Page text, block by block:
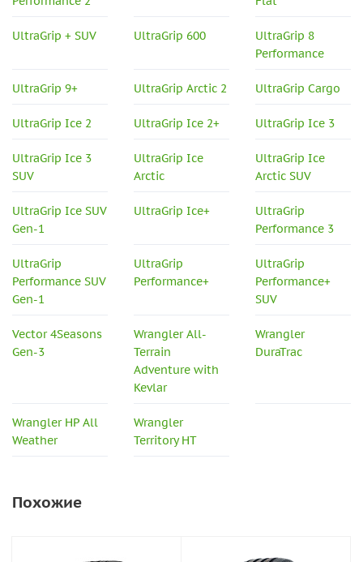
UltraGrip + SUV UltraGrip 600
UltraGrip 8
Performance
UltraGrip 9+ UltraGrip Arctic 2 UltraGrip Cargo
UltraGrip Ice 2 UltraGrip Ice 2+ UltraGrip Ice 3
UltraGrip Ice 3
SUV
UltraGrip Ice
Arctic
UltraGrip Ice
Arctic SUV
UltraGrip Ice SUV
Gen-1
UltraGrip Ice+
UltraGrip
Performance 3
UltraGrip
Performance SUV
Gen-1
UltraGrip
Performance+
UltraGrip
Performance+
SUV
Vector 4Seasons
Gen-3
Wrangler All-
Terrain
Adventure with
Kevlar
Wrangler
DuraTrac
Wrangler HP All
Weather
Wrangler
Territory HT
Похожие